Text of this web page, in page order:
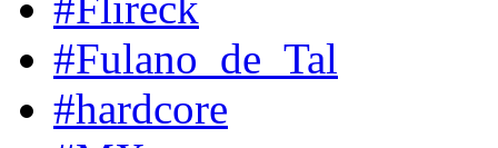
#Fulano_de_Tal
#hardcore